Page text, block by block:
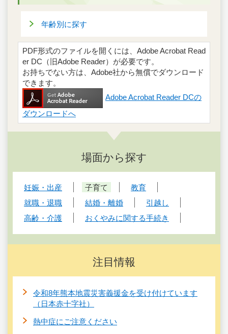
年齢別に探す
PDF形式のファイルを開くには、Adobe Acrobat Read
er DC（旧Adobe Reader）が必要です。
お持ちでない方は、Adobe社から無償でダウンロード
できます。
Adobe Acrobat Reader DCの
ダウンロードへ
場面から探す
妊娠・出産 子育て
教育
就職・退職
結婚・離婚
引越し
高齢・介護
おくやみに関する手続き
注目情報
令和8年熊本地震災害義援金を受け付けています
（日本赤十字社）
熱中症にご注意ください